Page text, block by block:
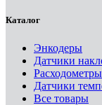
Каталог
Энкодеры
Датчики
Расходометры
Датчики
Все товары